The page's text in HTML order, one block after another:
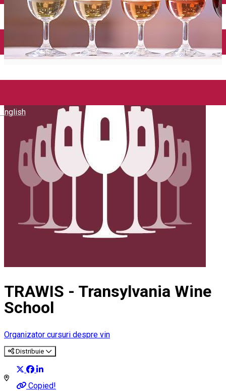
English
TRAWIS - Transylvania Wine
School
Organizator cursuri despre vin
Distribuie
Copied!